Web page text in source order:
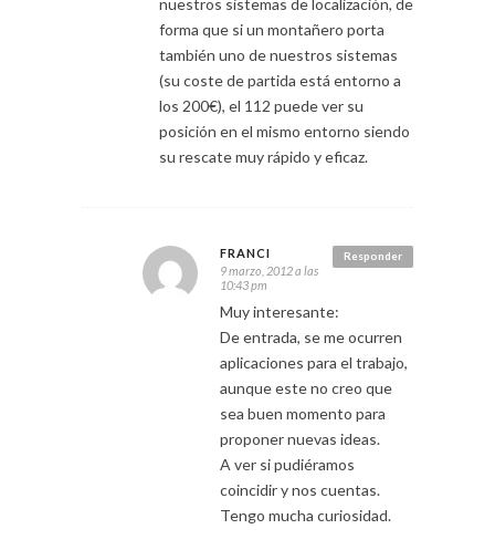
nuestros sistemas de localización, de
forma que si un montañero porta
también uno de nuestros sistemas
(su coste de partida está entorno a
los 200€), el 112 puede ver su
posición en el mismo entorno siendo
su rescate muy rápido y eficaz.
Responder
FRANCI
9 marzo, 2012 a las
10:43 pm
Muy interesante:
De entrada, se me ocurren
aplicaciones para el trabajo,
aunque este no creo que
sea buen momento para
proponer nuevas ideas.
A ver si pudiéramos
coincidir y nos cuentas.
Tengo mucha curiosidad.